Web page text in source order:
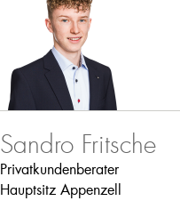
Sandro Fritsche
Privatkundenberater
Hauptsitz Appenzell